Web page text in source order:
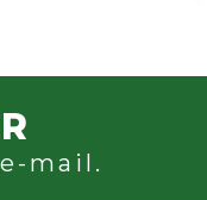
mail.